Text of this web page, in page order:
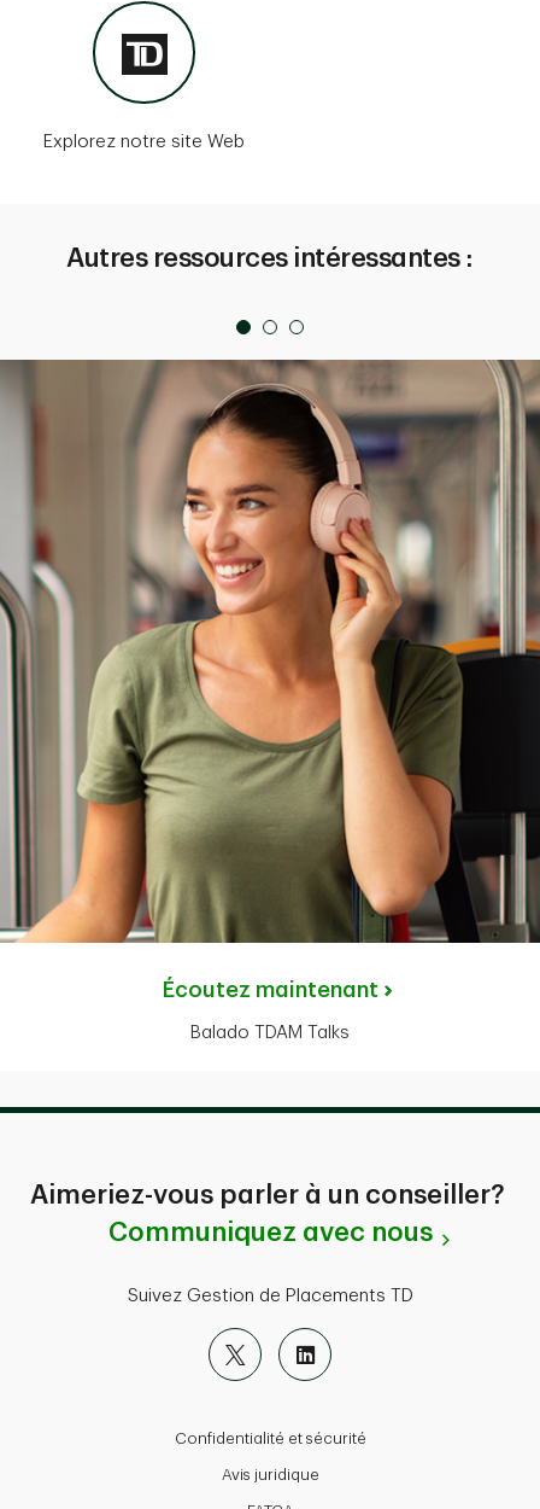
Explorez notre site Web
Autres ressources intéressantes :
Écoutez maintenant
Balado TDAM Talks
Aimeriez-vous parler à un conseiller?
Communiquez avec nous
Suivez Gestion de Placements TD
Confidentialité et sécurité
Avis juridique